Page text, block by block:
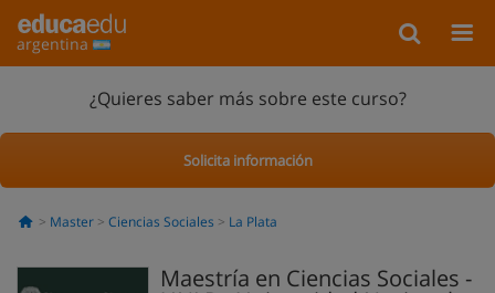
argentina
¿Quieres saber más sobre este curso?
Solicita información
Master Ciencias Sociales La Plata
Maestría en Ciencias Sociales -